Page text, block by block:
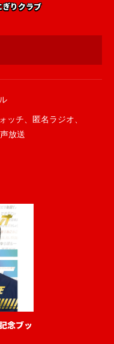
りクラブ
ッチ、 匿名ラジオ、
放送
念ブッ